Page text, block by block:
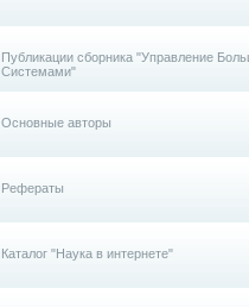
Публикации сборника "Управление
Системами"
Основные авторы
Рефераты
Каталог "Наука в интернете"